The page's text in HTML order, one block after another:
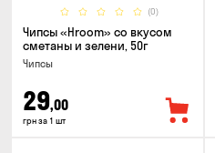
(0)
Чипсы «Hroom» со вкусом
сметаны и зелени, 50г
Чипсы
29,00
грн за 1 шт